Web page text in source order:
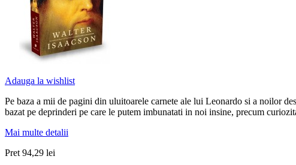
Adauga la wishlist
Pe baza a mii de pagini din uluitoarele carnete ale lui Leonardo si a noilor
bazat pe deprinderi pe care le putem imbunatati in noi insine, precum
Mai multe detalii
Pret 94,29 lei